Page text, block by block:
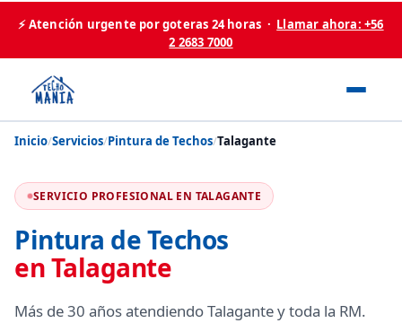
⚡ Atención urgente por goteras 24 horas · Llamar ahora: +56
2 2683 7000
Inicio/Servicios/Pintura de Techos/Talagante
SERVICIO PROFESIONAL EN TALAGANTE
Pintura de Techos
en Talagante
Más de 30 años atendiendo Talagante y toda la RM.